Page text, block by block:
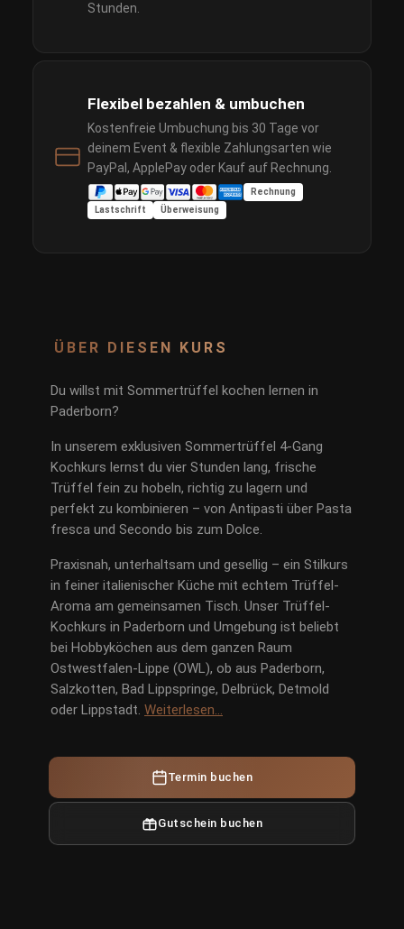
Stunden.
Flexibel bezahlen & umbuchen
Kostenfreie Umbuchung bis 30 Tage vor
deinem Event & flexible Zahlungsarten wie
PayPal, ApplePay oder Kauf auf Rechnung.
Rechnung
Lastschrift
Überweisung
ÜBER DIESEN KURS
Du willst mit Sommertrüffel kochen lernen in
Paderborn?
In unserem exklusiven Sommertrüffel 4-Gang
Kochkurs lernst du vier Stunden lang, frische
Trüffel fein zu hobeln, richtig zu lagern und
perfekt zu kombinieren – von Antipasti über Pasta
fresca und Secondo bis zum Dolce.
Praxisnah, unterhaltsam und gesellig – ein Stilkurs
in feiner italienischer Küche mit echtem Trüffel-
Aroma am gemeinsamen Tisch. Unser Trüffel-
Kochkurs in Paderborn und Umgebung ist beliebt
bei Hobbyköchen aus dem ganzen Raum
Ostwestfalen-Lippe (OWL), ob aus Paderborn,
Salzkotten, Bad Lippspringe, Delbrück, Detmold
oder Lippstadt. Weiterlesen…
Termin buchen
Gutschein buchen